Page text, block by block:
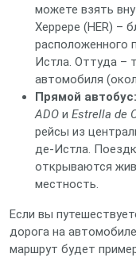
можете взять
Херрере (HER) –
расположенного
Истла. Оттуда –
автомобиля
Прямой автобус:
ADO и Estrella de
рейсы из
де-Истла.
открываются
местность.
Если вы
дорога на
маршрут будет